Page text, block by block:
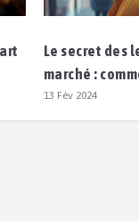
Le secret des
marché :
13 Fév 2024